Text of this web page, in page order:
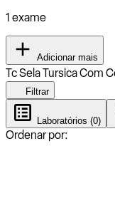
1 exame
Adicionar mais
Tc Sela Tursica Com
Filtrar
Laboratórios (0)
Ordenar por: